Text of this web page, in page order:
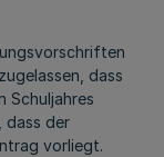
dass
Schuljahres
dass der
vorliegt.